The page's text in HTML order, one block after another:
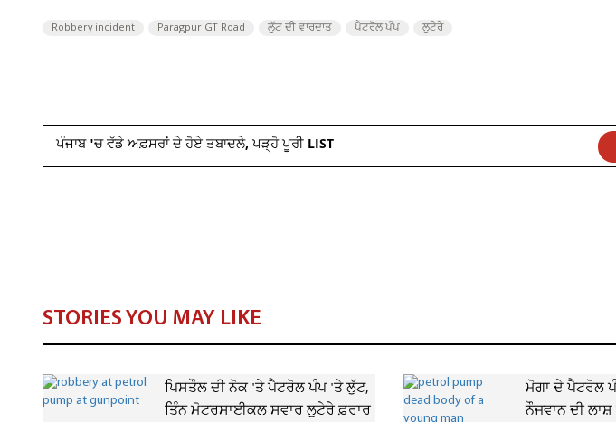
Robbery incident Paragpur GT Road ਲੁੱਟ ਦੀ ਵਾਰਦਾਤ ਪੈਟਰੋਲ ਪੰਪ ਲੁਟੇਰੇ
ਪੰਜਾਬ 'ਚ ਵੱਡੇ ਅਫ਼ਸਰਾਂ ਦੇ ਹੋਏ ਤਬਾਦਲੇ, ਪੜ੍ਹੋ ਪੂਰੀ LIST
STORIES YOU MAY LIKE
ਪਿਸਤੌਲ ਦੀ ਨੋਕ 'ਤੇ ਪੈਟਰੋਲ ਪੰਪ 'ਤੇ ਲੁੱਟ,
ਤਿੰਨ ਮੋਟਰਸਾਈਕਲ ਸਵਾਰ ਲੁਟੇਰੇ ਫ਼ਰਾਰ
ਮੋਗਾ ਦੇ ਪੈਟਰੋਲ
ਨੌਜਵਾਨ ਦੀ ਲਾਸ਼